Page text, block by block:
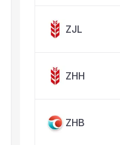
ZJL
ZHH
ZHB